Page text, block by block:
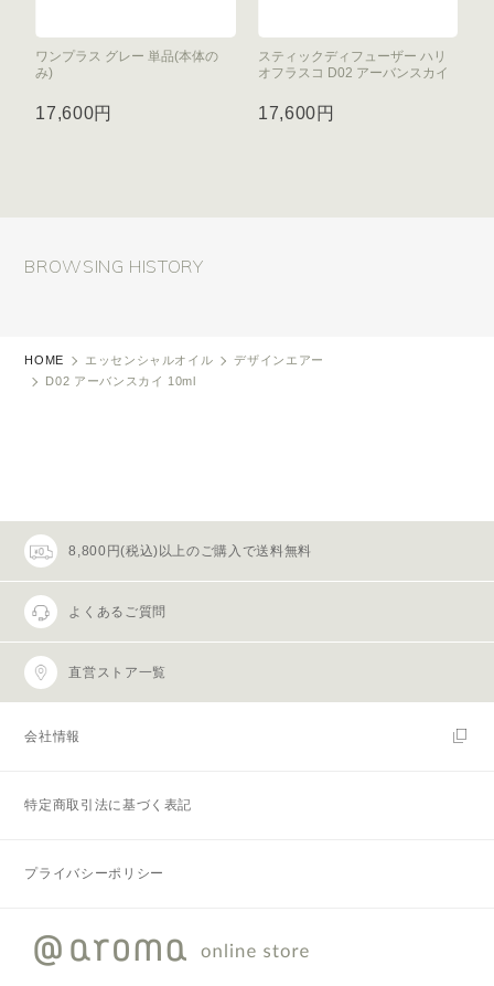
ワンプラス グレー 単品(本体の
み)
17,600円
スティックディフューザー ハリ
オフラスコ D02 アーバンスカイ
17,600円
BROWSING HISTORY
HOME エッセンシャルオイル
デザインエアー
D02 アーバンスカイ 10ml
8,800円(税込)以上のご購入で送料無料
よくあるご質問
直営ストア一覧
会社情報
特定商取引法に基づく表記
プライバシーポリシー